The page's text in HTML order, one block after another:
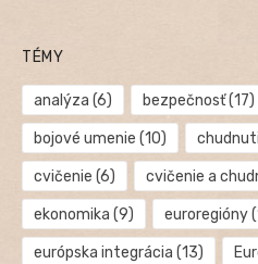
TÉMY
analýza (6) bezpečnosť(17)
bojové umenie (10)
cvičenie (6) cvičenie a
ekonomika (9) euroregióny
európska integrácia (13)